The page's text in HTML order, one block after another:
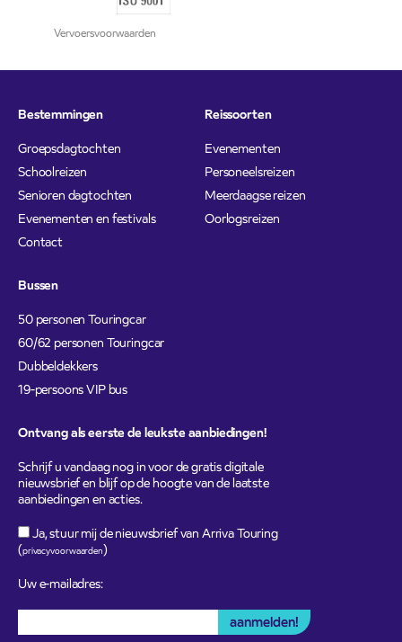
Vervoersvoorwaarden
Bestemmingen
Groepsdagtochten
Schoolreizen
Senioren dagtochten
Evenementen en festivals
Contact
Reissoorten
Evenementen
Personeelsreizen
Meerdaagse reizen
Oorlogsreizen
Bussen
50 personen Touringcar
60/62 personen Touringcar
Dubbeldekkers
19-persoons VIP bus
Ontvang als eerste de leukste aanbiedingen!
Schrijf u vandaag nog in voor de gratis digitale
nieuwsbrief en blijf op de hoogte van de laatste
aanbiedingen en acties.
Ja, stuur mij de nieuwsbrief van Arriva Touring
(privacyvoorwaarden)
Uw e-mailadres: